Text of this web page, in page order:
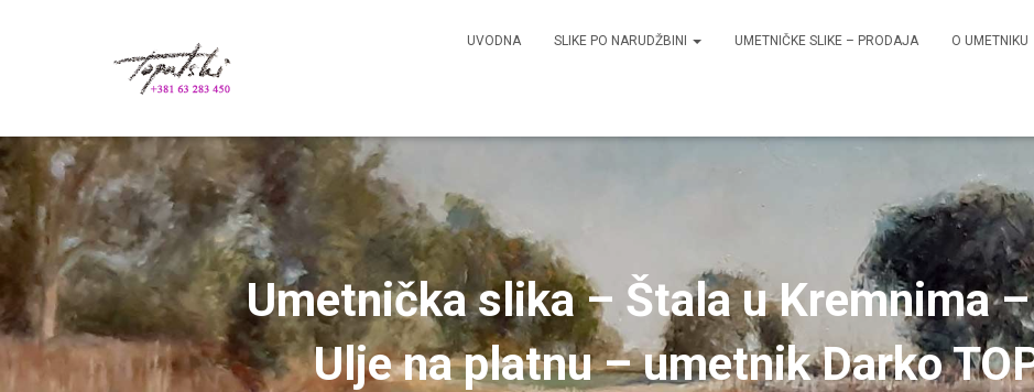
UVODNA SLIKE PO NARUDŽBINI UMETNIČKE SLIKE – PRODAJA O UMETNIKU
Umetnička slika – Štala u Kremnima
Ulje na platnu – umetnik Darko